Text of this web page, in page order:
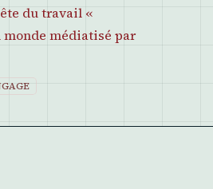
du travail «
médiatisé par